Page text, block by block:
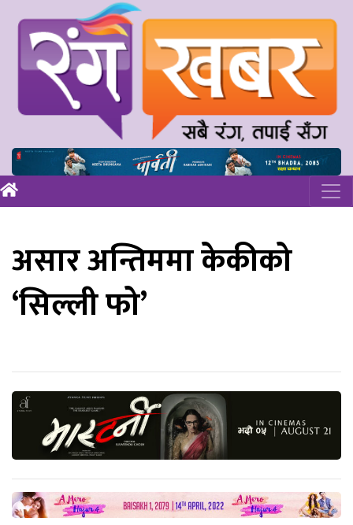
असार अन्तिममा केकीको
‘सिल्ली फो’